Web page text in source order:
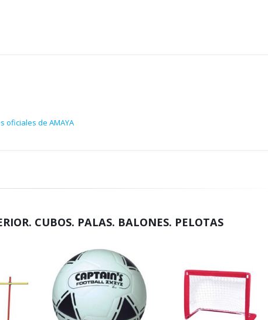
oficiales de AMAYA
CUBOS. PALAS. BALONES. PELOTAS